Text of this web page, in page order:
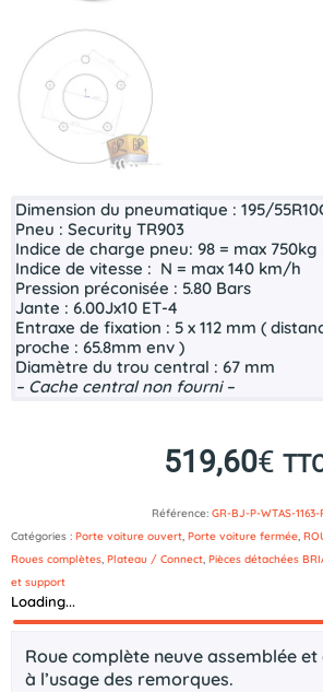
Dimension du pneumatique : 195/
Pneu : Security TR903
Indice de charge pneu: 98 = max
Indice de vitesse : N = max 140 km/h
Pression préconisée : 5.80 Bars
Jante : 6.00Jx10 ET-4
Entraxe de fixation : 5 x 112 mm (
proche : 65.8mm env )
Diamètre du trou central : 67 mm
– Cache central non fourni –
519,60€
Référence: GR-BJ-P-WTAS-1163-
Catégories : Porte voiture ouvert, Porte voiture fermée,
Roues complètes, Plateau / Connect, Pièces détachées
et support
Loading...
Description
Roue complète neuve assemblée
à l’usage des remorques.